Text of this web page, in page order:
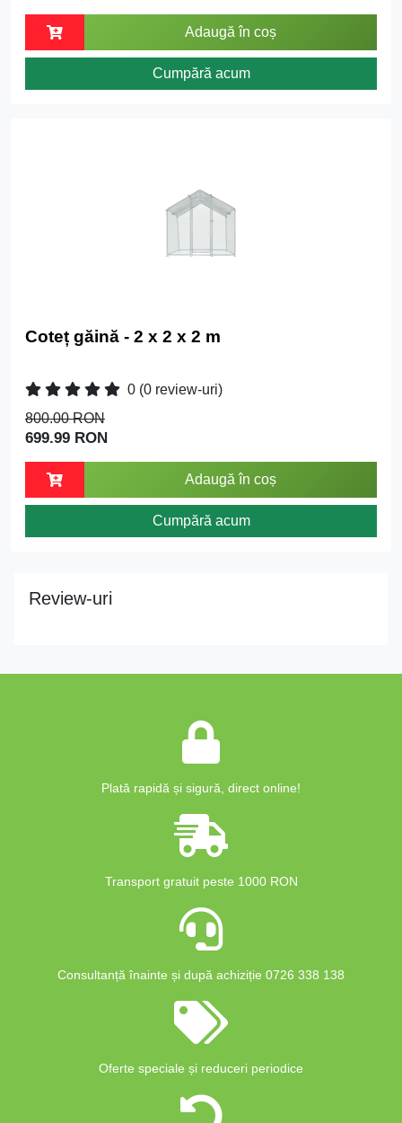
Adaugă în coș
Cumpără acum
Coteț găină - 2 x 2 x 2 m
0 (0 review-uri)
800.00 RON
699.99 RON
Adaugă în coș
Cumpără acum
Review-uri
Plată rapidă și sigură, direct online!
Transport gratuit peste 1000 RON
Consultanță înainte și după achiziție 0726 338 138
Oferte speciale și reduceri periodice